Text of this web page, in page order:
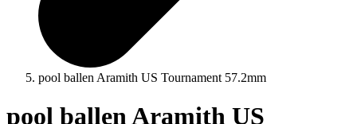
pool ballen Aramith US Tournament 57.2mm
pool ballen Aramith US